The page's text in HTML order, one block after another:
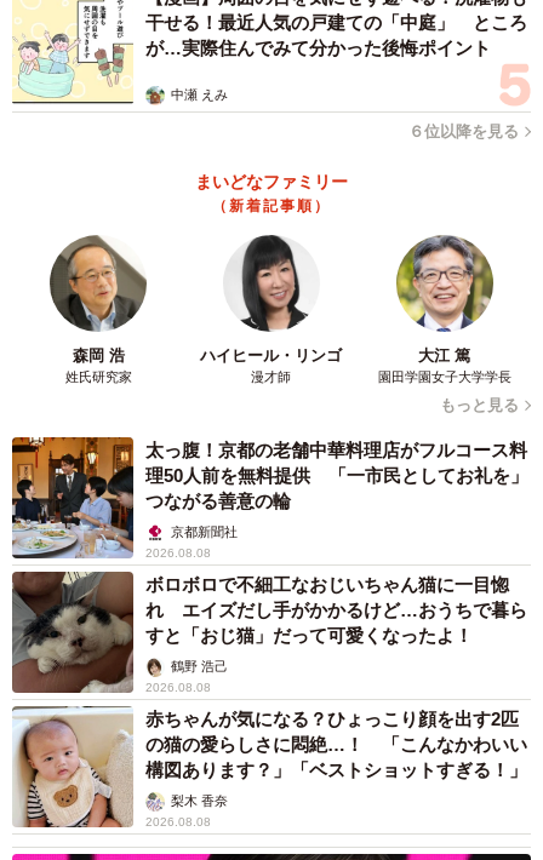
干せる！最近人気の戸建ての「中庭」 ところ
が…実際住んでみて分かった後悔ポイント
中瀬 えみ
６位以降を見る
まいどなファミリー
（新着記事順）
森岡 浩
姓氏研究家
ハイヒール・リンゴ
漫才師
大江 篤
園田学園女子大学学長
もっと見る
太っ腹！京都の老舗中華料理店がフルコース料
理50人前を無料提供 「一市民としてお礼を」
つながる善意の輪
京都新聞社
2026.08.08
ボロボロで不細工なおじいちゃん猫に一目惚
れ エイズだし手がかかるけど…おうちで暮ら
すと「おじ猫」だって可愛くなったよ！
鶴野 浩己
2026.08.08
赤ちゃんが気になる？ひょっこり顔を出す2匹
の猫の愛らしさに悶絶…！ 「こんなかわいい
構図あります？」「ベストショットすぎる！」
梨木 香奈
2026.08.08